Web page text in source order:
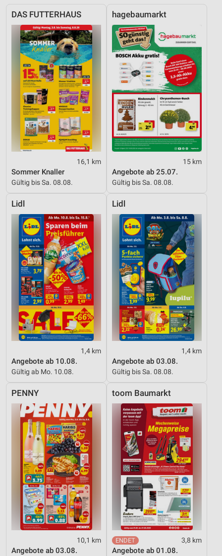
DAS FUTTERHAUS
16,1 km
Sommer Knaller
Gültig bis Sa. 08.08.
hagebaumarkt
15 km
Angebote ab 25.07.
Gültig bis Sa. 08.08.
Lidl
1,4 km
Angebote ab 10.08.
Gültig ab Mo. 10.08.
Lidl
1,4 km
Angebote ab 03.08.
Gültig bis Sa. 08.08.
PENNY
10,1 km
Angebote ab 03.08.
toom Baumarkt
3,8 km
Angebote ab 01.08.